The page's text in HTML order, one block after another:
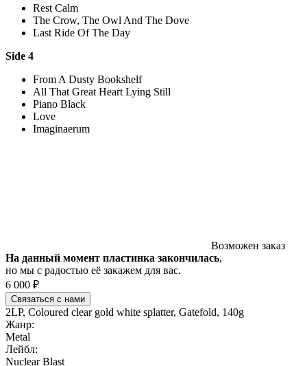
Rest Calm
The Crow, The Owl And The Dove
Last Ride Of The Day
Side 4
From A Dusty Bookshelf
All That Great Heart Lying Still
Piano Black
Love
Imaginaerum
Возможен заказ
На данный момент пластинка закончилась,
но мы с радостью её закажем для вас.
6 000 ₽
Связаться с нами
2LP, Coloured clear gold white splatter, Gatefold, 140g
Жанр:
Metal
Лейбл:
Nuclear Blast